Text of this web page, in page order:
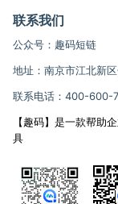
联系我们
公众号：趣码短链
地址：南京市江北新
联系电话：400-600-
【趣码】是一款帮助
具